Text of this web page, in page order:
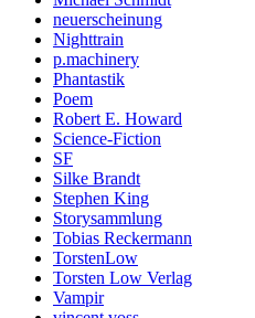
neuerscheinung
Nighttrain
p.machinery
Phantastik
Poem
Robert E. Howard
Science-Fiction
SF
Silke Brandt
Stephen King
Storysammlung
Tobias Reckermann
TorstenLow
Torsten Low Verlag
Vampir